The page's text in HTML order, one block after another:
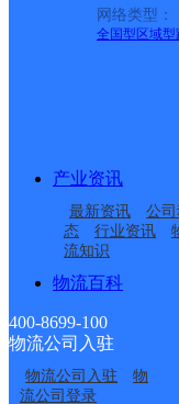
网络类型：
全国型 区域型
产业资讯
最新资讯
公司
态
行业资讯
流知识
物流百科
400-8699-100
物流公司入驻
物流公司入驻
物
流公司登录
德邦快递
呼和浩
德邦快递
辅路前